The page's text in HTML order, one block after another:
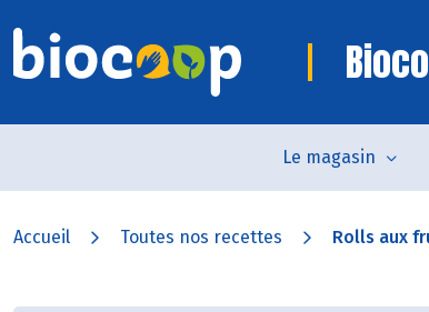
Le magasin
Accueil Toutes nos recettes Rolls aux